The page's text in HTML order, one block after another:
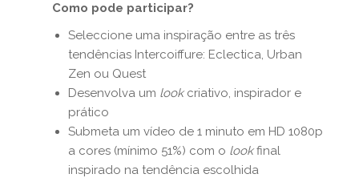
Como pode participar?
Seleccione uma inspiração entre as três
tendências Intercoiffure: Eclectica, Urban
Zen ou Quest
Desenvolva um lookcriativo, inspirador e
prático
Submeta um vídeo de 1 minuto em HD 1080p
a cores (mínimo 51%) com o lookfinal
inspirado na tendência escolhida